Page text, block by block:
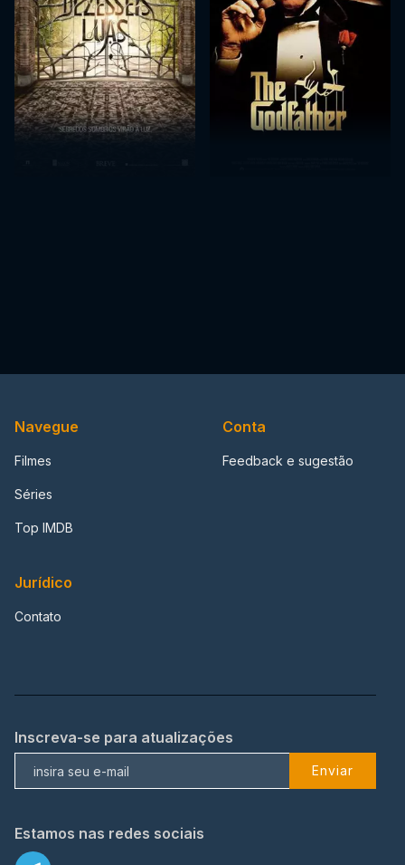
Navegue
Filmes
Séries
Top IMDB
Conta
Feedback e sugestão
Jurídico
Contato
Inscreva-se para atualizações
Enviar
Estamos nas redes sociais